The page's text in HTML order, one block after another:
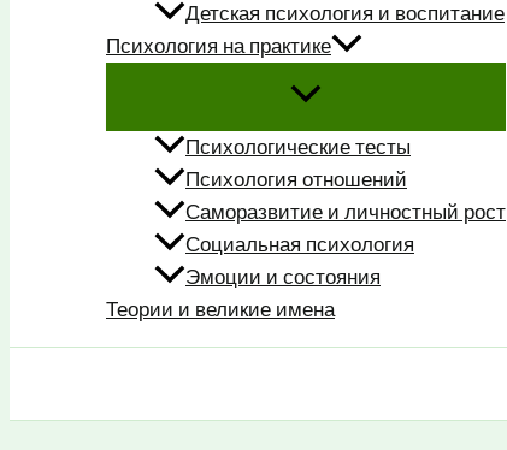
Детская психология и воспитание
Психология на практике
Психологические тесты
Психология отношений
Саморазвитие и личностный рост
Социальная психология
Эмоции и состояния
Теории и великие имена